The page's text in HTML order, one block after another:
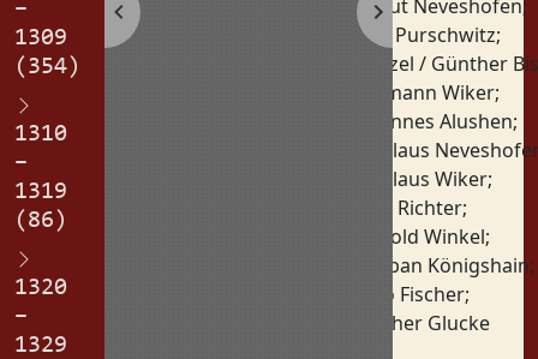
–
1309
(354)
1310
–
1319
(86)
1320
–
1329
Eymut Neveshofen;
Fritz Purschwitz;
Gunzel / Günther
Hermann Wiker;
Johannes Alushen;
Nikolaus
Nikolaus Wiker;
Otto Richter;
Petzold Winkel;
Schiban Königshain;
Thilo Fischer;
Walther Glucke